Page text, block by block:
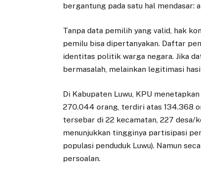
bergantung pada satu hal mendasar:
Tanpa data pemilih yang valid, hak
pemilu bisa dipertanyakan. Daftar
identitas politik warga negara. Jika
bermasalah, melainkan legitimasi
Di Kabupaten Luwu, KPU
270.044 orang, terdiri atas 134.368
tersebar di 22 kecamatan, 227 desa/
menunjukkan tingginya partisipasi
populasi penduduk Luwu). Namun
persoalan.